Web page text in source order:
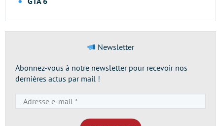
Newsletter
Abonnez-vous à notre newsletter pour recevoir nos
dernières actus par mail !
e-
mail